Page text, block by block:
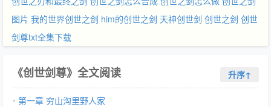
图片 我的世界创世之剑 him的创世之剑 天神创世剑 创世之剑 创世
剑尊txt全集下载
《创世剑尊》全文阅读 升序↑
第一章 穷山沟里野人家